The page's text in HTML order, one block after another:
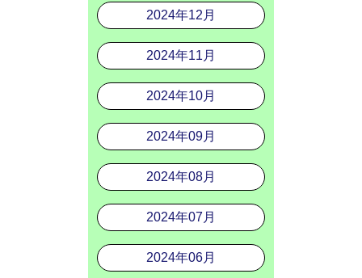
2024年12月
2024年11月
2024年10月
2024年09月
2024年08月
2024年07月
2024年06月